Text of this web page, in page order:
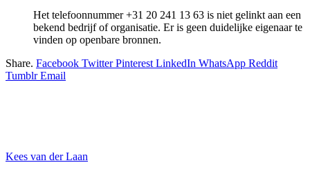
Het telefoonnummer +31 20 241 13 63 is niet gelinkt aan een
bekend bedrijf of organisatie. Er is geen duidelijke eigenaar te
vinden op openbare bronnen.
Share. Facebook Twitter Pinterest LinkedIn WhatsApp Reddit
Tumblr Email
Kees van der Laan